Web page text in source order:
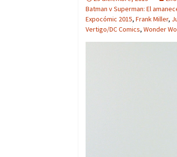
Batman v Superman: El
Expocómic 2015, Frank Miller,
Vertigo/DC Comics, Wonder